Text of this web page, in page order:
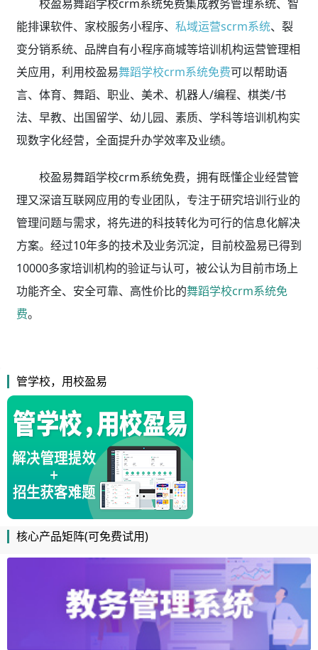
校盈易舞蹈学校crm系统免费集成教务管理系统、智
能排课软件、家校服务小程序、 私域运营scrm系统、裂
变分销系统、品牌自有小程序商城等培训机构运营管理相
关应用，利用校盈易舞蹈学校crm系统免费可以帮助语
言、体育、舞蹈、职业、美术、机器人/编程、棋类/书
法、早教、出国留学、幼儿园、素质、学科等培训机构实
现数字化经营，全面提升办学效率及业绩。
校盈易舞蹈学校crm系统免费，拥有既懂企业经营管
理又深谙互联网应用的专业团队，专注于研究培训行业的
管理问题与需求，将先进的科技转化为可行的信息化解决
方案。经过10年多的技术及业务沉淀，目前校盈易已得到
10000多家培训机构的验证与认可，被公认为目前市场上
功能齐全、安全可靠、高性价比的舞蹈学校crm系统免
费。
管学校，用校盈易
核心产品矩阵(可免费试用)